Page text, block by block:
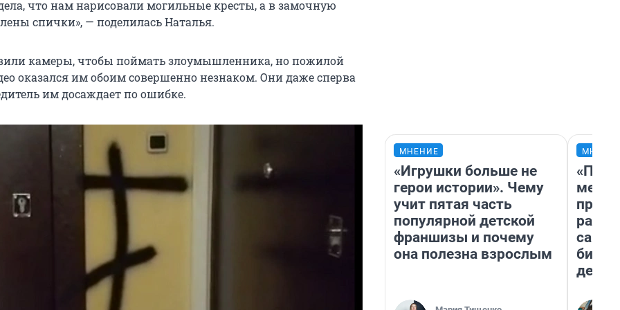
что нам нарисовали могильные кресты, а в замочную
спички», — поделилась Наталья.
камеры, чтобы поймать злоумышленника, но пожилой
оказался им обоим совершенно незнаком. Они даже сперва
им досаждает по ошибке.
МНЕНИЕ
«Игрушки больше не
герои истории». Чему
учит пятая часть
популярной детской
франшизы и почему
она полезна взрослым